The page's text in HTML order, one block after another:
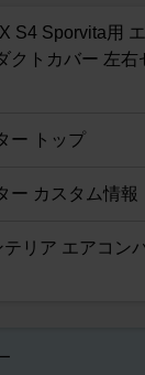
S4 Sporvita用
クトカバー 左右
ー トップ
ー カスタム情報
テリア エアコン